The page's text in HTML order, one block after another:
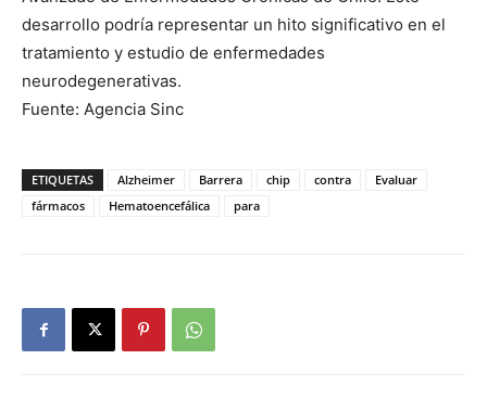
desarrollo podría representar un hito significativo en el
tratamiento y estudio de enfermedades
neurodegenerativas.
Fuente: Agencia Sinc
ETIQUETAS Alzheimer Barrera chip contra
Evaluar
fármacos
Hematoencefálica para